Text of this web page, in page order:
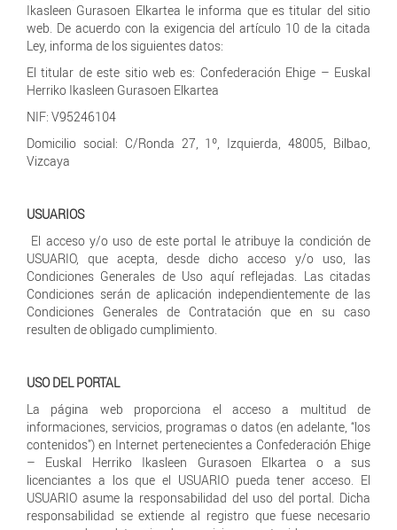
Ikasleen Gurasoen Elkartea le informa que es titular del sitio
web. De acuerdo con la exigencia del artículo 10 de la citada
Ley, informa de los siguientes datos:
El titular de este sitio web es: Confederación Ehige – Euskal
Herriko Ikasleen Gurasoen Elkartea
NIF: V95246104
Domicilio social: C/Ronda 27, 1º, Izquierda, 48005, Bilbao,
Vizcaya
USUARIOS
El acceso y/o uso de este portal le atribuye la condición de
USUARIO, que acepta, desde dicho acceso y/o uso, las
Condiciones Generales de Uso aquí reflejadas. Las citadas
Condiciones serán de aplicación independientemente de las
Condiciones Generales de Contratación que en su caso
resulten de obligado cumplimiento.
USO DEL PORTAL
La página web proporciona el acceso a multitud de
informaciones, servicios, programas o datos (en adelante, “los
contenidos”) en Internet pertenecientes a Confederación Ehige
– Euskal Herriko Ikasleen Gurasoen Elkartea o a sus
licenciantes a los que el USUARIO pueda tener acceso. El
USUARIO asume la responsabilidad del uso del portal. Dicha
responsabilidad se extiende al registro que fuese necesario